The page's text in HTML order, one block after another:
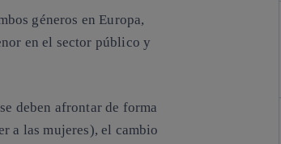
géneros en Europa,
en el sector público y
deben afrontar de forma
a las mujeres), el cambio